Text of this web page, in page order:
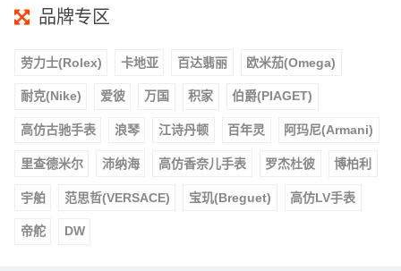
品牌专区
劳力士(Rolex) 卡地亚 百达翡丽 欧米茄(Omega)
耐克(Nike) 爱彼 万国 积家 伯爵(PIAGET)
高仿古驰手表 浪琴 江诗丹顿 百年灵 阿玛尼(Armani)
里查德米尔 沛纳海 高仿香奈儿手表 罗杰杜彼 博柏利
宇舶 范思哲(VERSACE) 宝玑(Breguet) 高仿LV手表
帝舵 DW